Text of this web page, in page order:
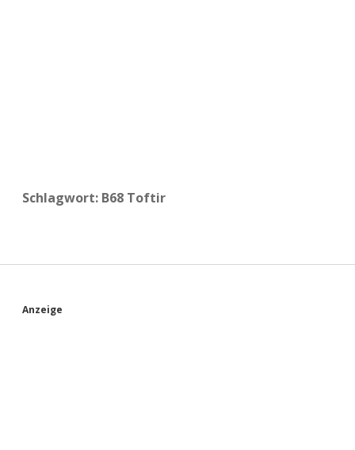
Schlagwort: B68 Toftir
S
Anzeige